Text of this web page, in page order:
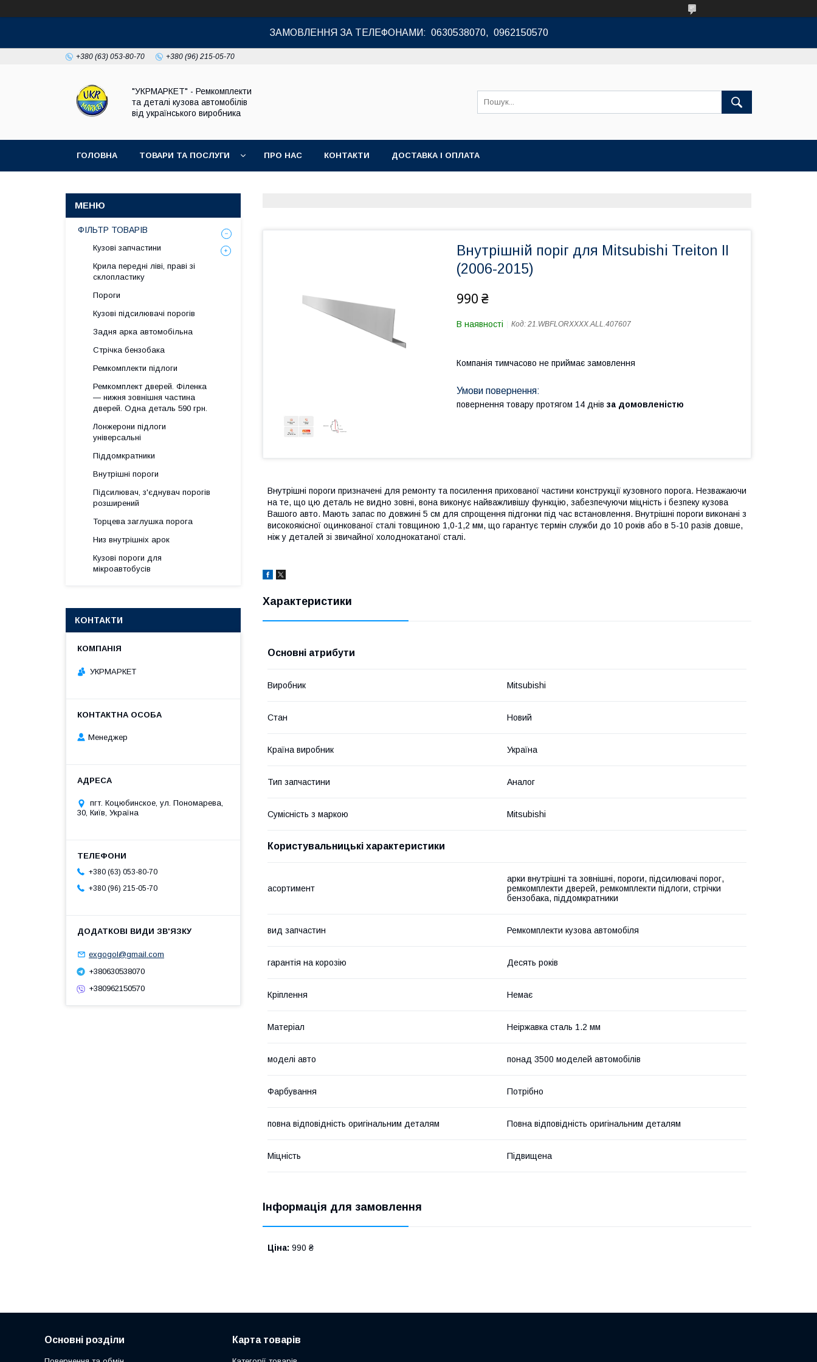
ЗАМОВЛЕННЯ ЗА ТЕЛЕФОНАМИ: 0630538070, 0962150570
+380 (63) 053-80-70 +380 (96) 215-05-70
"УКРМАРКЕТ" - Ремкомплекти
та деталі кузова автомобілів
від українського виробника
ГОЛОВНА ТОВАРИ ТА ПОСЛУГИ ПРО НАС КОНТАКТИ ДОСТАВКА І ОПЛАТА
Внутрішній поріг для Mitsubishi Treiton II
(2006-2015)
990 ₴
В наявності Код: 21.WBFLORXXXX.ALL.407607
Компанія тимчасово не приймає замовлення
повернення товару протягом 14 днів за домовленістю
Внутрішні пороги призначені для ремонту та посилення прихованої частини конструкції кузовного порога. Незважаючи
на те, що цю деталь не видно зовні, вона виконує найважливішу функцію, забезпечуючи міцність і безпеку кузова
Вашого авто. Мають запас по довжині 5 см для спрощення підгонки під час встановлення. Внутрішні пороги виконані з
високоякісної оцинкованої сталі товщиною 1,0-1,2 мм, що гарантує термін служби до 10 років або в 5-10 разів довше,
ніж у деталей зі звичайної холоднокатаної сталі.
Характеристики
Основні атрибути
Виробник Mitsubishi
Стан Новий
Країна виробник Україна
Тип запчастини Аналог
Сумісність з маркою Mitsubishi
Користувальницькі характеристики
асортимент
арки внутрішні та зовнішні, пороги, підсилювачі порог,
ремкомплекти дверей, ремкомплекти підлоги, стрічки
бензобака, піддомкратники
вид запчастин Ремкомплекти кузова автомобіля
гарантія на корозію Десять років
Кріплення Немає
Матеріал Неіржавка сталь 1.2 мм
моделі авто понад 3500 моделей автомобілів
Фарбування Потрібно
повна відповідність оригінальним деталям Повна відповідність оригінальним деталям
Міцність Підвищена
Інформація для замовлення
Ціна: 990 ₴
ФІЛЬТР ТОВАРІВ
Кузові запчастини
Крила передні ліві, праві зі
склопластику
Пороги
Кузові підсилювачі порогів
Задня арка автомобільна
Стрічка бензобака
Ремкомплекти підлоги
Ремкомплект дверей. Філенка
— нижня зовнішня частина
дверей. Одна деталь 590 грн.
Лонжерони підлоги
універсальні
Піддомкратники
Внутрішні пороги
Підсилювач, з'єднувач порогів
розширений
Торцева заглушка порога
Низ внутрішніх арок
Кузові пороги для
мікроавтобусів
КОНТАКТИ
УКРМАРКЕТ
Менеджер
пгт. Коцюбинское, ул. Пономарева,
30, Київ, Україна
+380 (63) 053-80-70
+380 (96) 215-05-70
exgogol@gmail.com
+380630538070
+380962150570
Основні розділи Карта товарів